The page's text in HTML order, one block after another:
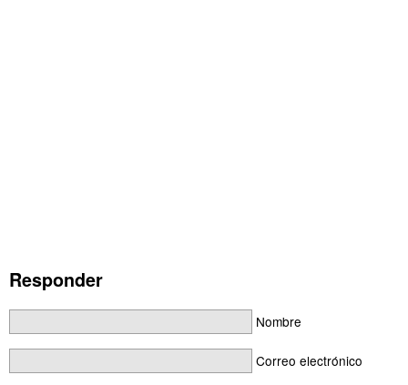
Responder
Nombre
Correo electrónico